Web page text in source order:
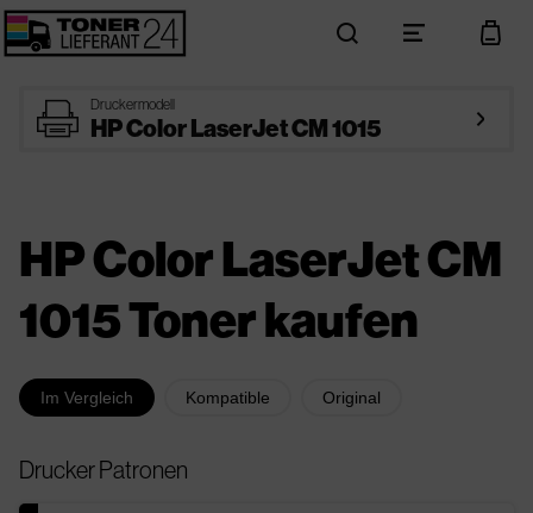
search menu cart
printer Druckermodell
HP Color LaserJet CM 1015 arrow_right
HP Color LaserJet CM
1015 Toner kaufen
Im Vergleich Kompatible Original
Drucker Patronen